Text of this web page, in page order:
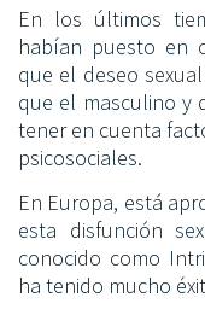
En los últimos
habían puesto en
que el deseo
que el masculino y
tener en cuenta
psicosociales.
En Europa, está
esta disfunción
conocido como
ha tenido mucho